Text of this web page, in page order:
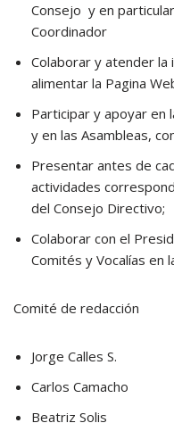
Consejo y en
Coordinador
Colaborar y atender la
alimentar la Pagina
Participar y apoyar en
y en las Asambleas,
Presentar antes de
actividades
del Consejo Directivo;
Colaborar con el
Comités y Vocalías en
Comité de redacción
Jorge Calles S.
Carlos Camacho
Beatriz Solis